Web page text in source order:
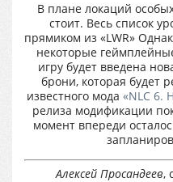
В плане локаций
стоит. Весь список
прямиком из «LWR»
некоторые
игру будет введена
брони, которая будет
известного мода «NLC 6.
релиза модификации
момент впереди
Алексей Просандеев,